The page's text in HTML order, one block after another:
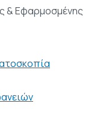
& Εφαρμοσμένης